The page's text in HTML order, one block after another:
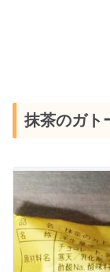
抹茶のガト